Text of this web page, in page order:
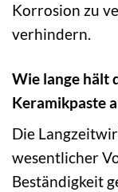
Korrosion zu
verhindern.
Wie lange hält
Keramikpaste
Die
wesentlicher
Beständigkeit